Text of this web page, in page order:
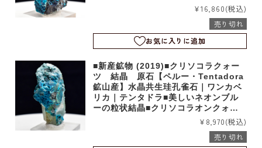
¥16,860(税込)
売り切れ
お気に入りに追加
■新産鉱物 (2019)■クリソコラクォー
ツ 結晶 原石【ペルー・Tentadora
鉱山産】水晶共生珪孔雀石｜ワンカベ
リカ｜テンタドラ■美しいネオンブル
ーの粒状結晶■クリソコラオンクォー
¥8,970(税込)
売り切れ